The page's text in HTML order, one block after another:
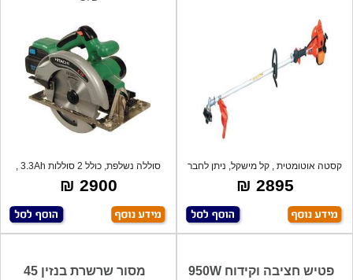
קסטה אוטומטית , קל מישקל, ניתן לחבר
אביז
2895 ₪
כולל
2900 ₪
פטיש חציבה וקידוח 950W
מסור שרשרת בנזין 45